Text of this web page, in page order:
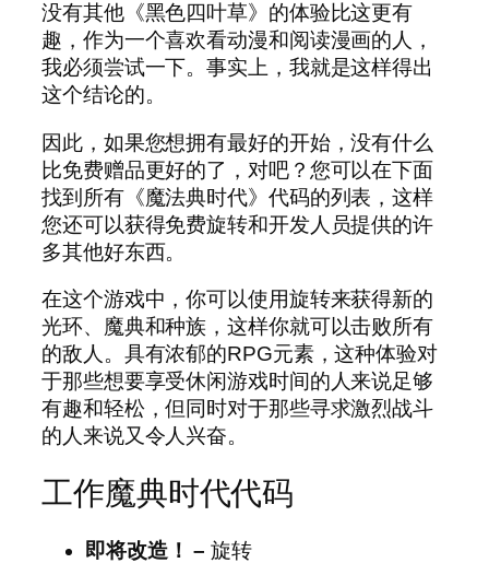
没有其他《黑色四叶草》的体验比这更有
趣，作为一个喜欢看动漫和阅读漫画的人，
我必须尝试一下。事实上，我就是这样得出
这个结论的。
因此，如果您想拥有最好的开始，没有什么
比免费赠品更好的了，对吧？您可以在下面
找到所有《魔法典时代》代码的列表，这样
您还可以获得免费旋转和开发人员提供的许
多其他好东西。
在这个游戏中，你可以使用旋转来获得新的
光环、魔典和种族，这样你就可以击败所有
的敌人。具有浓郁的RPG元素，这种体验对
于那些想要享受休闲游戏时间的人来说足够
有趣和轻松，但同时对于那些寻求激烈战斗
的人来说又令人兴奋。
工作魔典时代代码
即将改造！ – 旋转